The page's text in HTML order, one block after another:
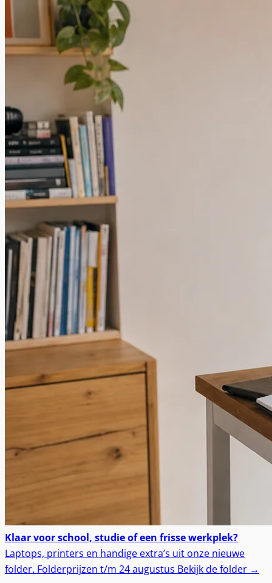
Klaar voor school, studie of een frisse werkplek?
Laptops, printers en handige extra’s uit onze nieuwe
folder. Folderprijzen t/m 24 augustus Bekijk de folder →